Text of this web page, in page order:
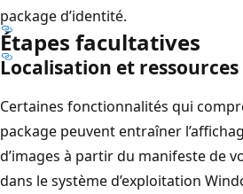
package d’identité.
Étapes facultatives
Localisation et
Certaines fonctionnalités qui
package peuvent entraîner
d’images à partir du manifeste de
dans le système d’exploitation